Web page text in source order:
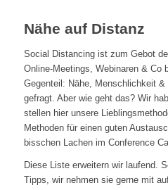
Nähe auf Distanz
Social Distancing ist zum Gebot
Online-Meetings, Webinaren & Co
Gegenteil: Nähe, Menschlichkeit
gefragt. Aber wie geht das? Wir
stellen hier unsere
Methoden für einen guten
bisschen Lachen im Conference
Diese Liste erweitern wir laufend.
Tipps, wir nehmen sie gerne mit